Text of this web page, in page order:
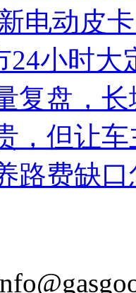
电动皮
24小时大
复盘，
，但让
路费缺